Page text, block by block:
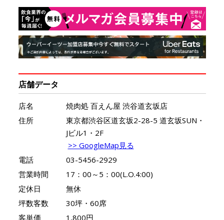
店舗データ
店名
焼肉処 百えん屋 渋谷道玄坂店
住所
東京都渋谷区道玄坂2-28-5 道玄坂SUN・
Jビル1・2F
>> GoogleMap見る
電話
03-5456-2929
営業時間
17：00～5：00(L.O.4:00)
定休日
無休
坪数客数
30坪・60席
客単価
1,800円